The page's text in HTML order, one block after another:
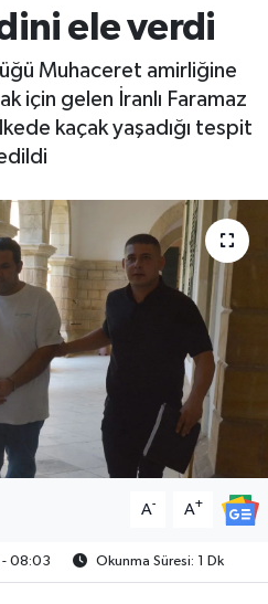
ele verdi
Muhaceret amirliğine
için gelen İranlı Faramaz
kaçak yaşadığı tespit
A- A+
08:03 Okunma Süresi: 1 Dk